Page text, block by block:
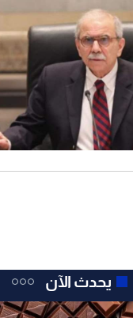
يحدث الآن